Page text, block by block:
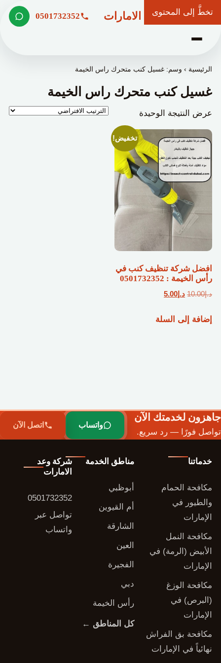
تخطَّ إلى المحتوى
شركة وعد الامارات 0501732352
الرئيسية ›وسم: غسيل كنب متحرك راس الخيمة
غسيل كنب متحرك راس الخيمة
عرض النتيجة الوحيدة
تخفيض!
افضل شركة تنظيف كنب في
رأس الخيمة : 0501732352
د.إ10.00 السعر
هو:
د.إ 5.00السعر
هو:
إضافة إلى السلة
جاهزون لخدمتك الآن
تواصل فورًا — رد سريع.
واتساب اتصل الآن
خدماتنا
مكافحة الحمام
والطيور في
الإمارات
مكافحة النمل
الأبيض (الرمة) في
الإمارات
مكافحة الوزغ
(البرص) في
الإمارات
مكافحة بق الفراش
نهائياً في الإمارات
مناطق الخدمة
أبوظبي
أم القيوين
الشارقة
العين
الفجيرة
دبي
رأس الخيمة
كل المناطق ←
شركة وعد
الامارات
0501732352
تواصل عبر
واتساب